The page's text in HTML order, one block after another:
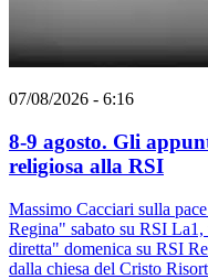
07/08/2026 - 6:16
8-9 agosto. Gli
religiosa alla RSI
Massimo Cacciari sulla
Regina" sabato su RSI
diretta" domenica su RSI
dalla chiesa del Cristo